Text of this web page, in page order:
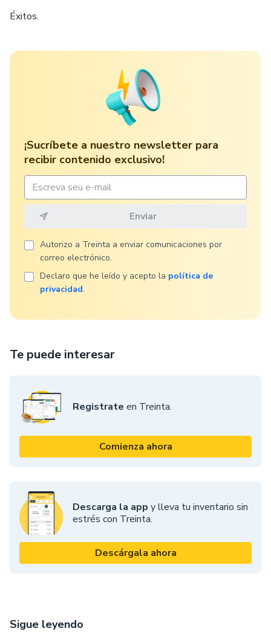
Te puede interesar
Registrate en Treinta.
Comienza ahora
Descarga la app y lleva tu inventario sin
estrés con Treinta.
Descárgala ahora
Éxitos.
¡Sucríbete a nuestro newsletter para
recibir contenido exclusivo!
Autorizo ​​a Treinta a enviar comunicaciones por
correo electrónico.
Declaro que he leído y acepto la política de
privacidad.
Sigue leyendo